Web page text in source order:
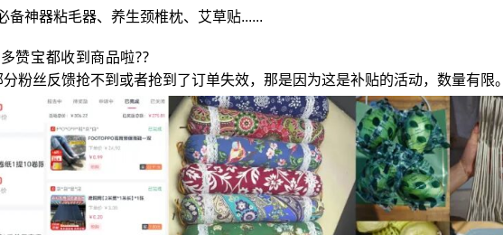
备神器粘毛器、养生颈椎枕、艾草贴......
赞宝都收到商品啦??
粉丝反馈抢不到或者抢到了订单失效，那是因为这是补贴的活动，数量有限。